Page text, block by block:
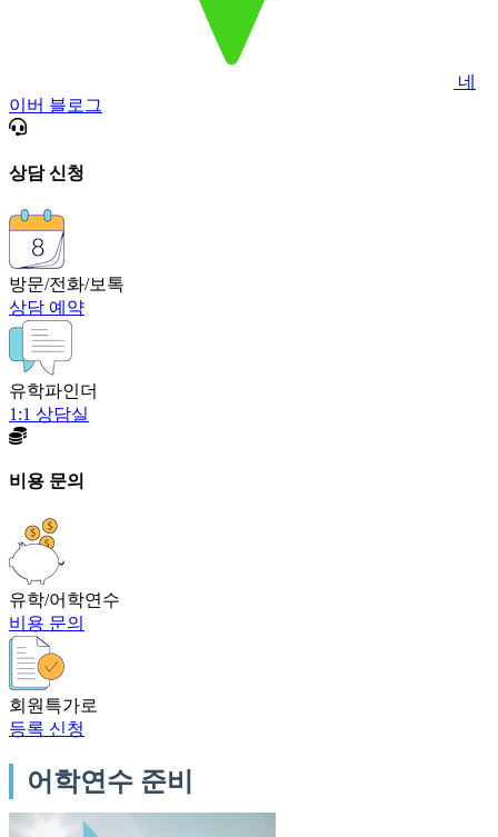
네
이버 블로그
상담 신청
방문/전화/보톡
상담 예약
유학파인더
1:1 상담실
비용 문의
유학/어학연수
비용 문의
회원특가로
등록 신청
어학연수 준비